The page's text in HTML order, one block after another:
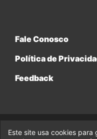
Fale Conosco
Política de
Feedback
© 2017-2026 Legado
Este site usa cookies para